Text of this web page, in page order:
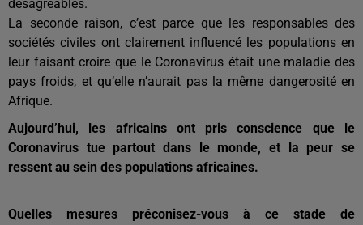
désagréables.
La seconde raison, c’est parce que les responsables des
sociétés civiles ont clairement influencé les populations en
leur faisant croire que le Coronavirus était une maladie des
pays froids, et qu’elle n’aurait pas la même dangerosité en
Afrique.
Aujourd’hui, les africains ont pris conscience que le
Coronavirus tue partout dans le monde, et la peur se
ressent au sein des populations africaines.
Quelles mesures préconisez-vous à ce stade de